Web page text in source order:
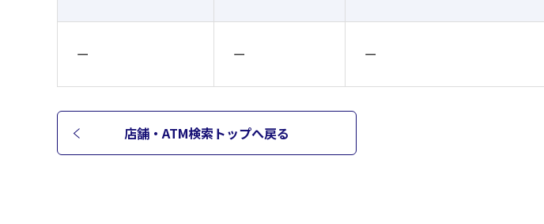
ー ー ー
店舗・ATM検索トップへ戻る